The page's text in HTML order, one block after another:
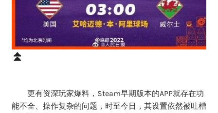
⏫
更有资深玩家爆料，Steam早期版本的APP就存在功
能不全、操作复杂的问题，时至今日，其设置依然被吐槽